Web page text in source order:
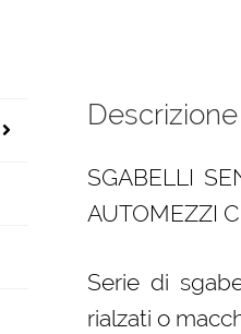
Descrizione
SGABELLI
AUTOMEZZI
Serie di
rialzati o